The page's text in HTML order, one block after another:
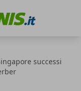
successi